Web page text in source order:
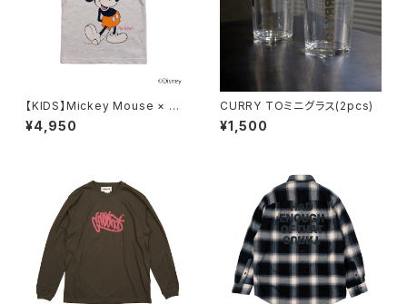
【KIDS】Mickey Mouse × CU
RRY TO T(TOP GRAY）
¥4,950
CURRY TOミニグラス(2pcs)
¥1,500